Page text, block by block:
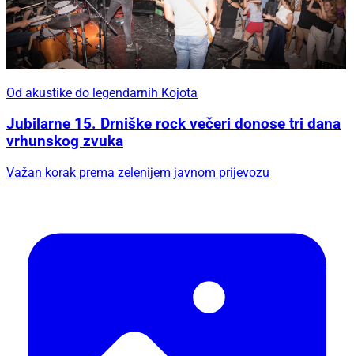
Od akustike do legendarnih Kojota
Jubilarne 15. Drniške rock večeri donose tri dana
vrhunskog zvuka
Važan korak prema zelenijem javnom prijevozu